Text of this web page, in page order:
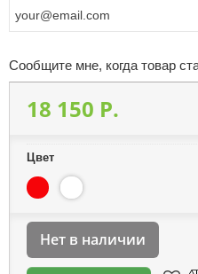
Сообщите мне, когда товар
18 150 P.
Цвет
Нет в наличии